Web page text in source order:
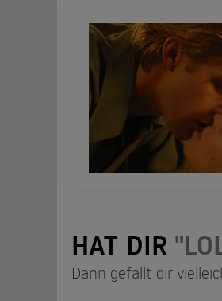
HAT DIR
Dann gefällt dir